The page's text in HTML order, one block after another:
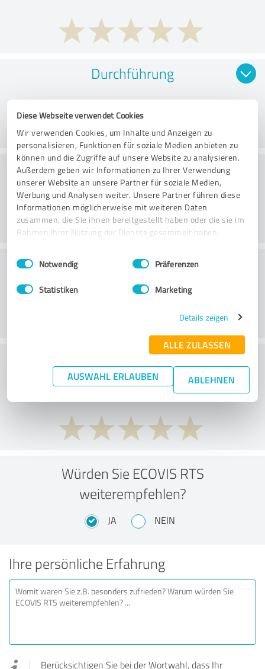
Diese Webseite verwendet Cookies
Wir verwenden Cookies, um Inhalte und Anzeigen zu
personalisieren, Funktionen für soziale Medien anbieten zu
können und die Zugriffe auf unsere Website zu analysieren.
Außerdem geben wir Informationen zu Ihrer Verwendung
unserer Website an unsere Partner für soziale Medien,
Werbung und Analysen weiter. Unsere Partner führen diese
Informationen möglicherweise mit weiteren Daten
zusammen, die Sie ihnen bereitgestellt haben oder die sie im
Rahmen Ihrer Nutzung der Dienste gesammelt haben.
Impressum Datenschutzbestimmungen
Einwilligungsauswahl
Notwendig Präferenzen
Statistiken Marketing
Details zeigen
ALLE ZULASSEN
AUSWAHL ERLAUBEN ABLEHNEN
Durchführung
Beratung
Kundenservice
Wie beurteilen Sie das
Preis-/Leistungsverhältnis?
Würden Sie ECOVIS RTS
weiterempfehlen?
JA NEIN
Ihre persönliche Erfahrung
Berücksichtigen Sie bei der Wortwahl, dass Ihr